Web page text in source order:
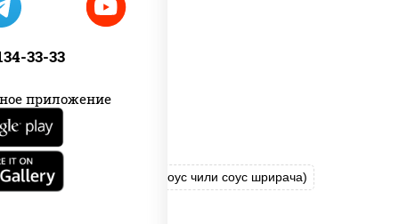
33-33
приложение
рис
соус "Спайс" (майонез соус чили соус шрирача)